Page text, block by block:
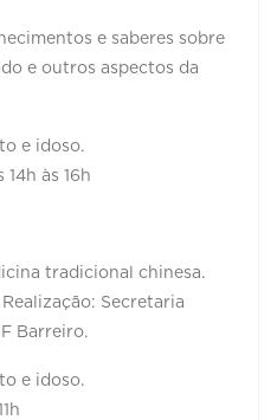
e saberes sobre
e outros aspectos da
e idoso.
14h às 16h
tradicional chinesa.
Secretaria
Barreiro.
e idoso.